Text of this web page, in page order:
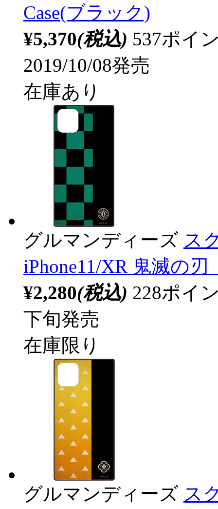
Case(ブラック)
¥5,370(税込) 537ポイ
2019/10/08発売
在庫あり
グルマンディーズ ス
iPhone11/XR 鬼滅の
¥2,280(税込) 228ポイ
下旬発売
在庫限り
グルマンディーズ ス